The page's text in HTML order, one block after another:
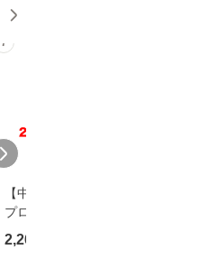
7
【中古】 野ブタ。を
プロデュース [DVD-B
OX] / バップ [DVD]
【メール便送料無料】
2,266